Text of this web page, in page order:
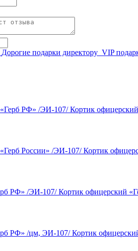
Дорогие подарки директору VIP
Кортик
Кортик
Кортик офицерский
Кортик